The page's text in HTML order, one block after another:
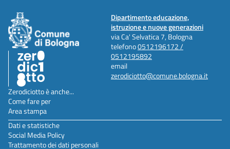
Dipartimento educazione,
istruzione e nuove generazioni
via Ca' Selvatica 7, Bologna
telefono0512196172 /
0512195892
email
zerodiciotto@comune.bologna.it
Zerodiciotto è anche...
Come fare per
Area stampa
Dati e statistiche
Social Media Policy
Trattamento dei dati personali